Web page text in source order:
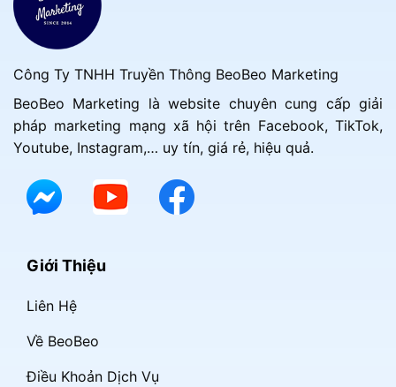
Công Ty TNHH Truyền Thông BeoBeo Marketing
BeoBeo Marketing là website chuyên cung cấp giải
pháp marketing mạng xã hội trên Facebook, TikTok,
Youtube, Instagram,… uy tín, giá rẻ, hiệu quả.
Giới Thiệu
Liên Hệ
Về BeoBeo
Điều Khoản Dịch Vụ